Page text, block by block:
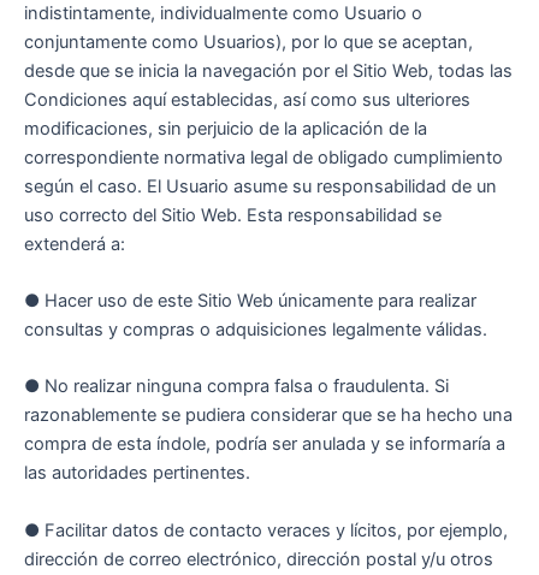
indistintamente, individualmente como Usuario o
conjuntamente como Usuarios), por lo que se aceptan,
desde que se inicia la navegación por el Sitio Web, todas las
Condiciones aquí establecidas, así como sus ulteriores
modificaciones, sin perjuicio de la aplicación de la
correspondiente normativa legal de obligado cumplimiento
según el caso. El Usuario asume su responsabilidad de un
uso correcto del Sitio Web. Esta responsabilidad se
extenderá a:
● Hacer uso de este Sitio Web únicamente para realizar
consultas y compras o adquisiciones legalmente válidas.
● No realizar ninguna compra falsa o fraudulenta. Si
razonablemente se pudiera considerar que se ha hecho una
compra de esta índole, podría ser anulada y se informaría a
las autoridades pertinentes.
● Facilitar datos de contacto veraces y lícitos, por ejemplo,
dirección de correo electrónico, dirección postal y/u otros